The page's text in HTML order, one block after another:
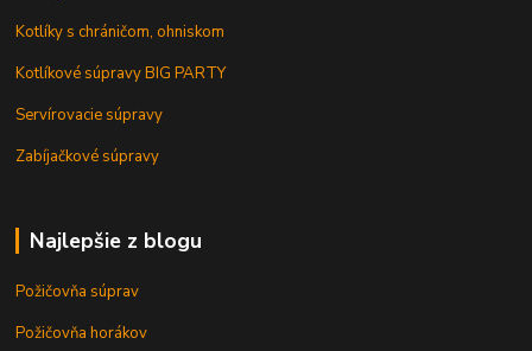
Kotlíky s chráničom, ohniskom
Kotlíkové súpravy BIG PARTY
Servírovacie súpravy
Zabíjačkové súpravy
Najlepšie z blogu
Požičovňa súprav
Požičovňa horákov